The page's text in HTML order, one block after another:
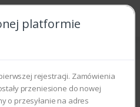
platformie
rejestracji. Zamówienia
przeniesione do nowej
o przesyłanie na adres